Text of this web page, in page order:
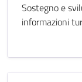
Sostegno e
informazioni